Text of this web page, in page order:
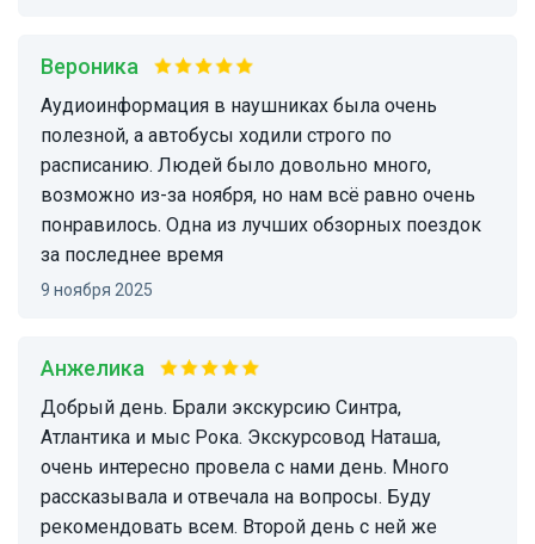
Вероника
Аудиоинформация в наушниках была очень
полезной, а автобусы ходили строго по
расписанию. Людей было довольно много,
возможно из-за ноября, но нам всё равно очень
понравилось. Одна из лучших обзорных поездок
за последнее время
9 ноября 2025
Анжелика
Добрый день. Брали экскурсию Синтра,
Атлантика и мыс Рока. Экскурсовод Наташа,
очень интересно провела с нами день. Много
рассказывала и отвечала на вопросы. Буду
рекомендовать всем. Второй день с ней же